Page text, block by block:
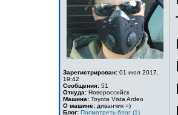
Зарегистрирован: 01 июл 2017,
19:42
Сообщения: 51
Откуда: Новороссийск
Машина: Toyota Vista Ardeo
О машине: диванчик =)
Блог: Посмотреть блог (1)